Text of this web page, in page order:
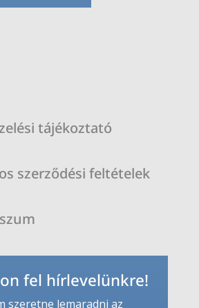
tájékoztató
szerződési feltételek
fel hírlevelünkre!
szeretne lemaradni az